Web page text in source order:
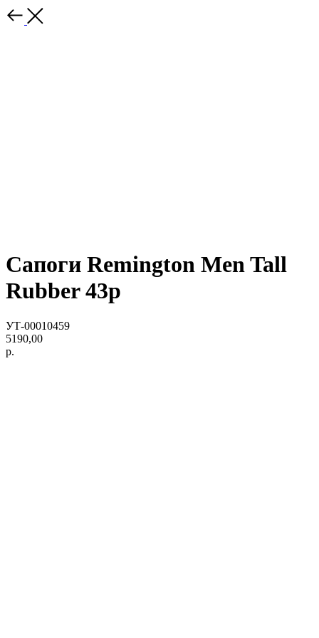
Сапоги Remington Men Tall
Rubber 43р
УТ-00010459
5190,00
р.